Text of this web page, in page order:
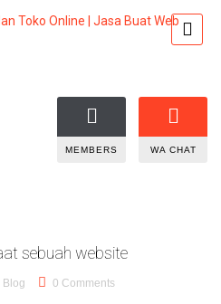
MEMBERS WA CHAT
sebuah website
Blog 0 Comments